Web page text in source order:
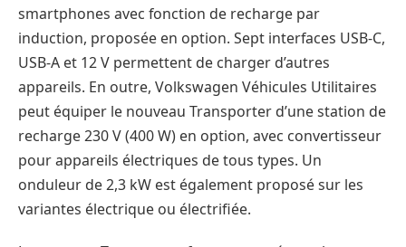
smartphones avec fonction de recharge par
induction, proposée en option. Sept interfaces USB-C,
USB-A et 12 V permettent de charger d’autres
appareils. En outre, Volkswagen Véhicules Utilitaires
peut équiper le nouveau Transporter d’une station de
recharge 230 V (400 W) en option, avec convertisseur
pour appareils électriques de tous types. Un
onduleur de 2,3 kW est également proposé sur les
variantes électrique ou électrifiée.